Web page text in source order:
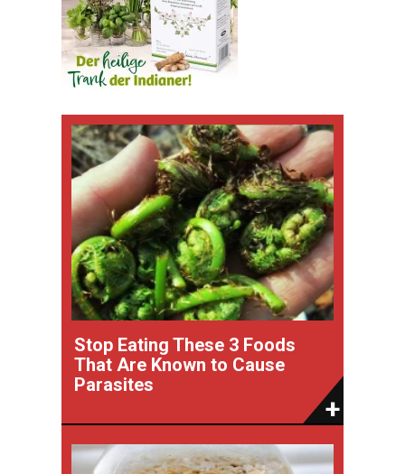
Stop Eating These 3 Foods
That Are Known to Cause
Parasites